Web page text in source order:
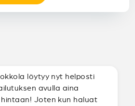
löytyy nyt helposti
avulla aina
Joten kun haluat